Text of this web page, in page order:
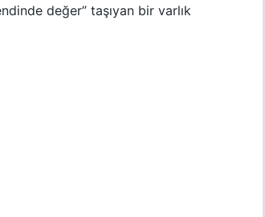
değer” taşıyan bir varlık